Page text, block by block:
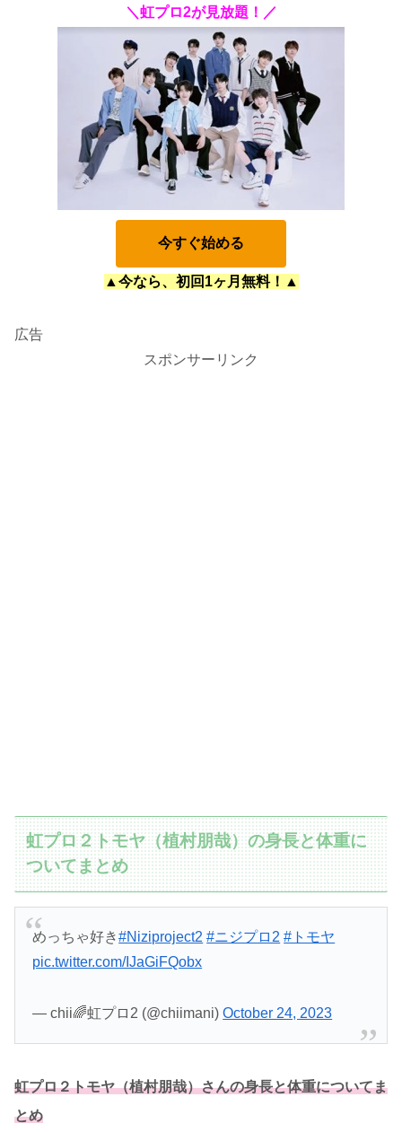
＼虹プロ2が見放題！／
今すぐ始める
▲今なら、初回1ヶ月無料！▲
広告
スポンサーリンク
虹プロ２トモヤ（植村朋哉）の身長と体重に
ついてまとめ
めっちゃ好き#Niziproject2 #ニジプロ2 #トモヤ
pic.twitter.com/IJaGiFQobx
— chii🌈虹プロ2 (@chiimani)October 24, 2023
虹プロ２トモヤ（植村朋哉）さんの身長と体重についてま
とめ